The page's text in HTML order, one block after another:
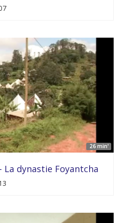
26 min'
dynastie Foyantcha